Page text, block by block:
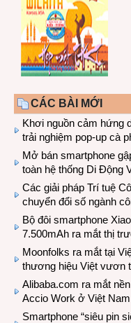
CÁC BÀI MỚI
Khơi nguồn cảm hứng
trải nghiệm pop-up cà
Mở bán smartphone
toàn hệ thống Di Động
Các giải pháp Trí tuệ
chuyển đổi số ngành
Bộ đôi smartphone
7.500mAh ra mắt thị
Moonfolks ra mắt tại
thương hiệu Việt vươn
Alibaba.com ra mắt
Accio Work ở Việt Nam
Smartphone “siêu pin